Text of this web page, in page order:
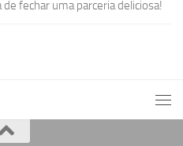
de fechar uma parceria deliciosa!